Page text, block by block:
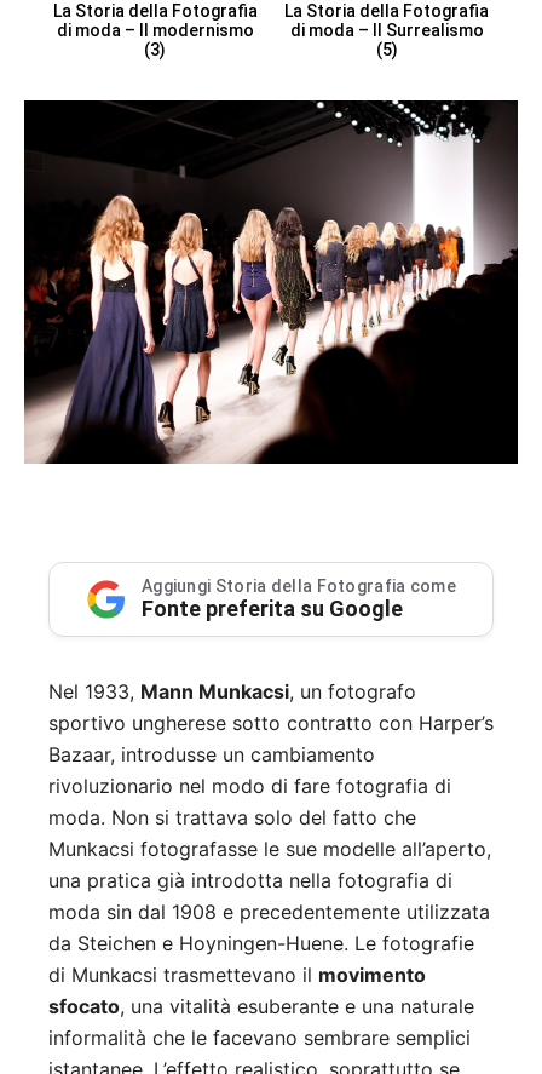
La Storia della Fotografia
di moda – Il modernismo
(3)
La Storia della Fotografia
di moda – Il Surrealismo
(5)
Aggiungi Storia della Fotografia come
Fonte preferita su Google
Nel 1933, Mann Munkacsi, un fotografo
sportivo ungherese sotto contratto con Harper’s
Bazaar, introdusse un cambiamento
rivoluzionario nel modo di fare fotografia di
moda. Non si trattava solo del fatto che
Munkacsi fotografasse le sue modelle all’aperto,
una pratica già introdotta nella fotografia di
moda sin dal 1908 e precedentemente utilizzata
da Steichen e Hoyningen-Huene. Le fotografie
di Munkacsi trasmettevano il movimento
sfocato, una vitalità esuberante e una naturale
informalità che le facevano sembrare semplici